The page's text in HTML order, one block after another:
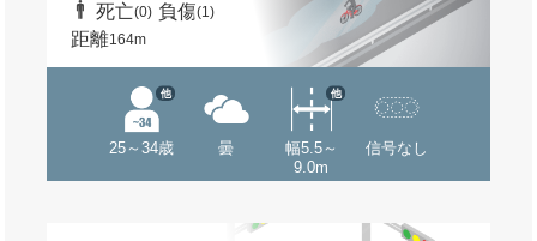
死亡(0) 負傷(1)
距離164m
25～34歳
他
曇
幅5.5～
9.0m
他
信号なし